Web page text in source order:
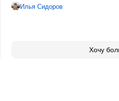
Илья Сидоров
Хочу